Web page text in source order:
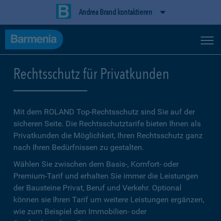
Andrea Brand kontaktieren
Rechtsschutz für Privatkunden
Mit dem ROLAND Top-Rechtsschutz sind Sie auf der
sicheren Seite. Die Rechtsschutztarife bieten Ihnen als
Privatkunden die Möglichkeit, Ihren Rechtsschutz ganz
nach Ihren Bedürfnissen zu gestalten.
Wählen Sie zwischen dem Basis-, Komfort- oder
Premium-Tarif und erhalten Sie immer die Leistungen
der Bausteine Privat, Beruf und Verkehr. Optional
können sie Ihren Tarif um weitere Leistungen ergänzen,
wie zum Beispiel den Immobilien- oder